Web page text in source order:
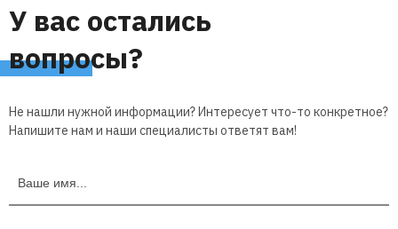
У вас остались
вопросы?
Не нашли нужной информации? Интересует что-то конкретное?
Напишите нам и наши специалисты ответят вам!